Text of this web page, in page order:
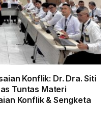
Konflik: Dr. Dra. Siti
Tuntas Materi
Konflik & Sengketa